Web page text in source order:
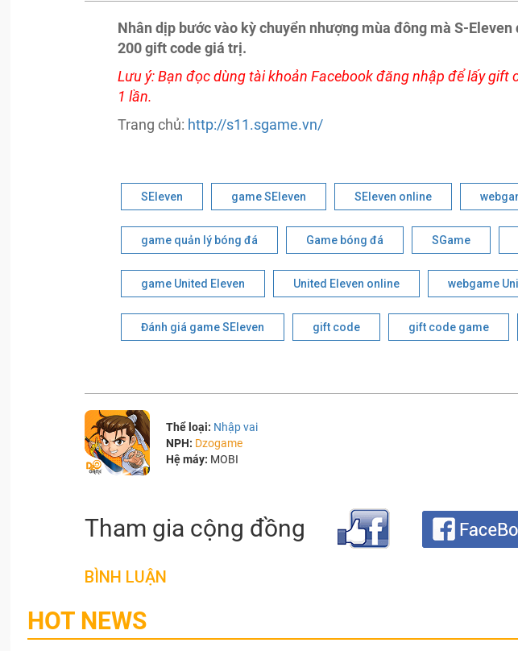
Nhân dịp bước vào kỳ chuyển nhượng mùa đông mà S-
200 gift code giá trị.
Lưu ý: Bạn đọc dùng tài khoản Facebook đăng nhập để lấy gift
1 lần.
Trang chủ: http://s11.sgame.vn/
SEleven game SEleven SEleven online
game quản lý bóng đá Game bóng đá SGame
game United Eleven United Eleven online webgame
Đánh giá game SEleven gift code gift code game
Thể loại: Nhập vai
NPH: Dzogame
Hệ máy: MOBI
Tham gia cộng đồng
BÌNH LUẬN
HOT NEWS